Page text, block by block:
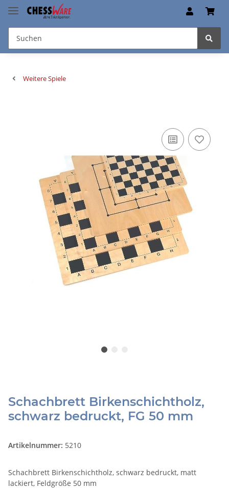
Weitere Spiele
Schachbrett Birkenschichtholz,
schwarz bedruckt, FG 50 mm
Artikelnummer: 5210
Schachbrett Birkenschichtholz, schwarz bedruckt, matt
lackiert, Feldgröße 50 mm